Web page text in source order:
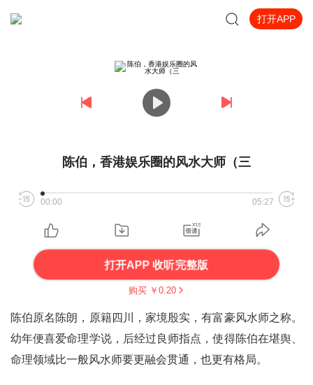
打开APP
陈伯，香港娱乐圈的风水大师（三
00:00 05:27
打开APP 收听完整版
购买 ￥ 0.20
陈伯原名陈朗，原籍四川，家境殷实，有富豪风水师之称。
幼年便喜爱命理学说，后经过良师指点，使得陈伯在堪舆、
命理领域比一般风水师要更融会贯通，也更有格局。